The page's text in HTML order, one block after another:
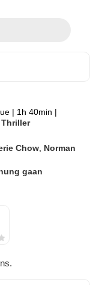
| 1h 40min |
Thriller
Chow Norman
gaan